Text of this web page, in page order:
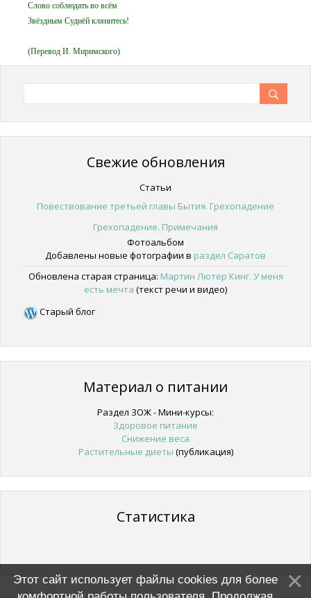
Слово соблюдать во всём
Звёздным Судиёй клянитесь!
(Перевод И. Миримского)
Свежие обновления
Статьи
Повествование третьей главы Бытия. Грехопадение
Грехопадение. Примечания
Фотоальбом
Добавлены новые фотографии в раздел Саратов
Обновлена старая страница: Мартин Лютер Кинг. У меня
есть мечта (текст речи и видео)
Старый блог
Материал о питании
Раздел ЗОЖ - Мини-курсы:
Здоровое питание
Снижение веса
Растительные диеты (публикация)
Статистика
Этот сайт использует файлы cookies для более